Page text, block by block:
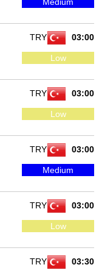
03:00
TRY
Low
03:00
TRY
Low
03:00
TRY
Medium
03:00
TRY
Low
03:30
TRY